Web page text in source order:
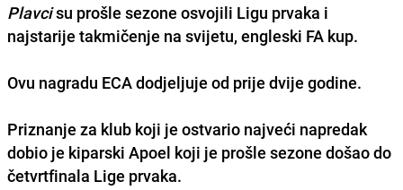
Plavcisu prošle sezone osvojili Ligu prvaka i
najstarije takmičenje na svijetu, engleski FA kup.
Ovu nagradu ECA dodjeljuje od prije dvije godine.
Priznanje za klub koji je ostvario najveći napredak
dobio je kiparski Apoel koji je prošle sezone došao do
četvrtfinala Lige prvaka.